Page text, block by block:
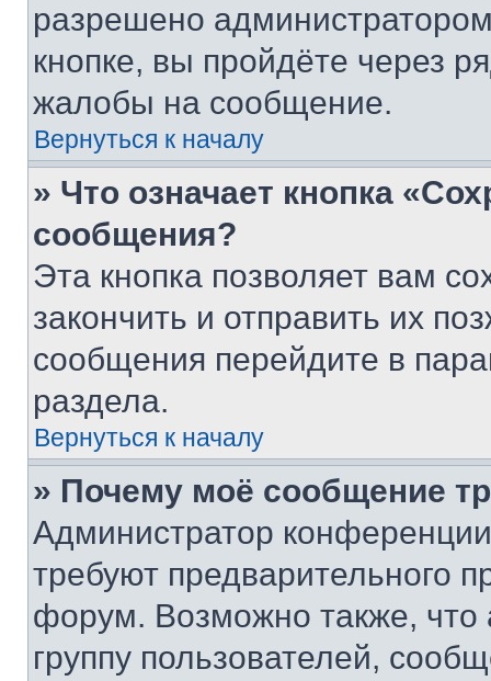
разрешено
кнопке, вы пройдёте через
жалобы на сообщение.
Вернуться к началу
» Что означает кнопка
сообщения?
Эта кнопка позволяет вам
закончить и отправить их
сообщения перейдите в
раздела.
Вернуться к началу
» Почему моё сообщение
Администратор
требуют предварительного
форум. Возможно также, что
группу пользователей,